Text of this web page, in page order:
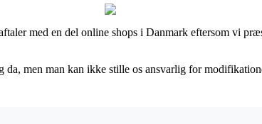
med en del online shops i Danmark eftersom vi
da, men man kan ikke stille os ansvarlig for